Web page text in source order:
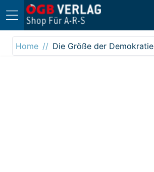
Direkt zum Inhalt
Home
Die Größe der Demokratie